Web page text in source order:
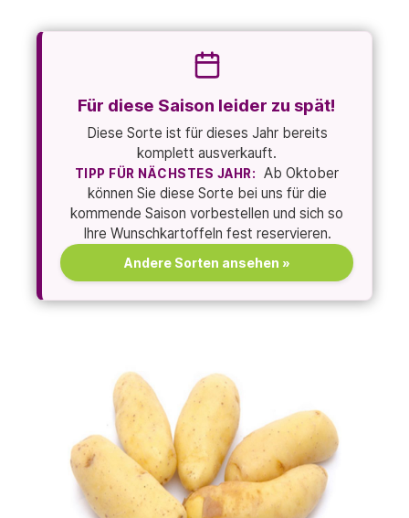
Für diese Saison leider zu spät!
Diese Sorte ist für dieses Jahr bereits
komplett ausverkauft.
TIPP FÜR NÄCHSTES JAHR:
Ab Oktober
können Sie diese Sorte bei uns für die
kommende Saison vorbestellen und sich so
Ihre Wunschkartoffeln fest reservieren.
Andere Sorten ansehen »